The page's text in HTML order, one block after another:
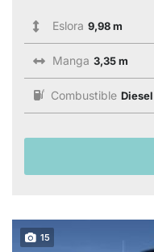
Eslora 9,98 m
Manga 3,35 m
Combustible Diesel
15